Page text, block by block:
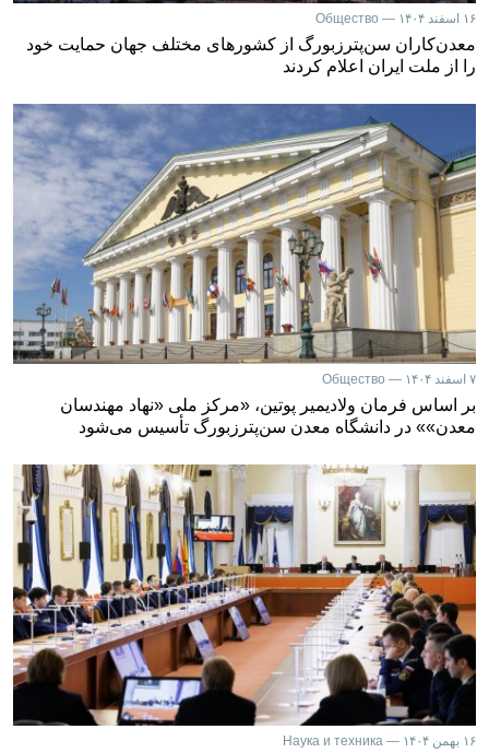
۱۶ اسفند ۱۴۰۴ — Общество
معدن‌کاران سن‌پترزبورگ از کشورهای مختلف جهان حمایت خود
را از ملت ایران اعلام کردند
۷ اسفند ۱۴۰۴ — Общество
بر اساس فرمان ولادیمیر پوتین، «مرکز ملی «نهاد مهندسان
معدن»» در دانشگاه معدن سن‌پترزبورگ تأسیس می‌شود
۱۶ بهمن ۱۴۰۴ — Наука и техника